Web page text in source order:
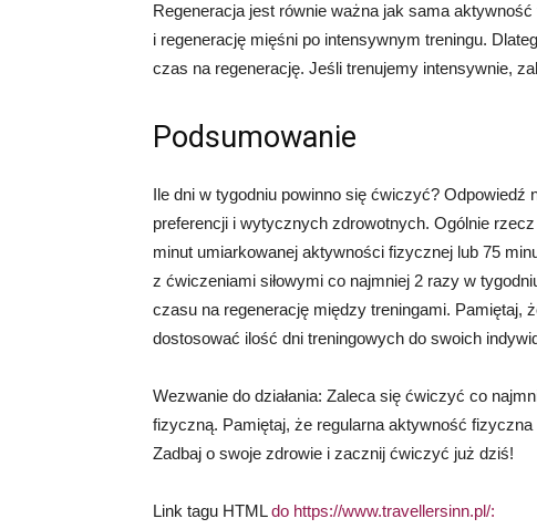
Regeneracja jest równie ważna jak sama
i regenerację mięśni po intensywnym treningu.
czas na regenerację. Jeśli trenujemy intensywnie,
Podsumowanie
Ile dni w tygodniu powinno się ćwiczyć? Odpowiedź
preferencji i wytycznych zdrowotnych. Ogólnie
minut umiarkowanej aktywności fizycznej lub 75
z ćwiczeniami siłowymi co najmniej 2 razy w
czasu na regenerację między treningami. Pamiętaj,
dostosować ilość dni treningowych do swoich
Wezwanie do działania: Zaleca się ćwiczyć co
fizyczną. Pamiętaj, że regularna aktywność fizyczna
Zadbaj o swoje zdrowie i zacznij ćwiczyć już dziś!
Link tagu HTMLdo https://www.travellersinn.pl/: